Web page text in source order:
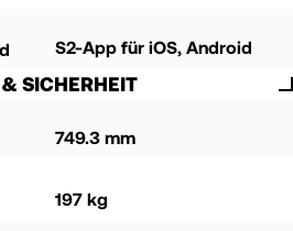
S2-App für iOS, Android
SICHERHEIT
749.3 mm
197 kg